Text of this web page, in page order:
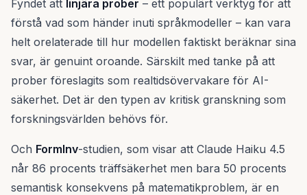
Fyndet att linjära prober – ett populärt verktyg för att
förstå vad som händer inuti språkmodeller – kan vara
helt orelaterade till hur modellen faktiskt beräknar sina
svar, är genuint oroande. Särskilt med tanke på att
prober föreslagits som realtidsövervakare för AI-
säkerhet. Det är den typen av kritisk granskning som
forskningsvärlden behövs för.
Och FormInv-studien, som visar att Claude Haiku 4.5
når 86 procents träffsäkerhet men bara 50 procents
semantisk konsekvens på matematikproblem, är en